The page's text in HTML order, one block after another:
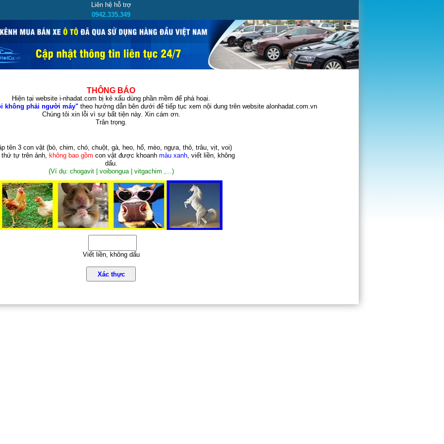
Liên hệ hỗ trợ
0942.335.349
THÔNG BÁO
Hiện tại website i-nhadat.com bị kẻ xấu dùng phần mềm để phá hoại.
không phải người máy"theo hướng dẫn bên dưới để tiếp tục xem nội dung trên website alonhadat.com.vn
Chúng tôi xin lỗi vì sự bất tiện này. Xin cám ơn.
Trân trọng.
tên 3 con vật (bò, chim, chó, chuột, gà, heo, hổ, mèo, ngựa, thỏ, trâu, vịt, voi)
thứ tự trên ảnh, không bao gồm con vật được khoanh màu xanh, viết liền, không
dấu.
(Ví dụ: chogavit | voibongua | vitgachim ,...)
Viết liền, không dấu
Xác thực